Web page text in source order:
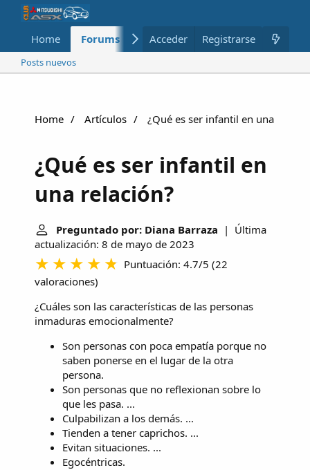
Home Forums Nuevo Miembros
Acceder Registrarse
Posts nuevos
Home Artículos ¿Qué es ser infantil en una
¿Qué es ser infantil en
una relación?
Preguntado por: Diana Barraza | Última
actualización: 8 de mayo de 2023
Puntuación: 4.7/5 (22
valoraciones)
¿Cuáles son las características de las personas
inmaduras emocionalmente?
Son personas con poca empatía porque no
saben ponerse en el lugar de la otra
persona.
Son personas que no reflexionan sobre lo
que les pasa. ...
Culpabilizan a los demás. ...
Tienden a tener caprichos. ...
Evitan situaciones. ...
Egocéntricas.